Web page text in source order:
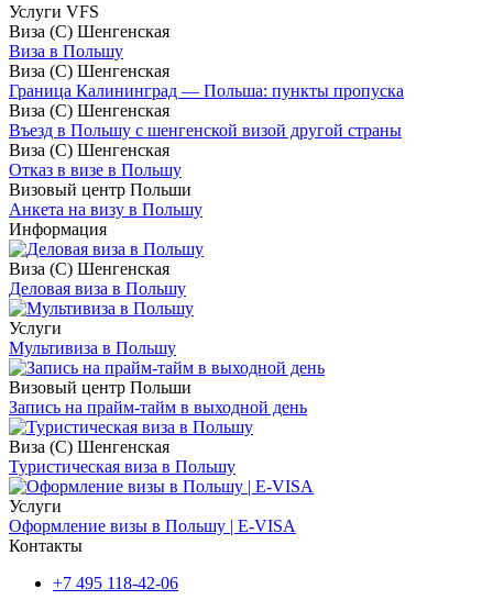
Услуги VFS
Виза (С) Шенгенская
Виза в Польшу
Виза (С) Шенгенская
Граница Калининград — Польша: пункты пропуска
Виза (С) Шенгенская
Въезд в Польшу с шенгенской визой другой страны
Виза (С) Шенгенская
Отказ в визе в Польшу
Визовый центр Польши
Анкета на визу в Польшу
Информация
Виза (С) Шенгенская
Деловая виза в Польшу
Услуги
Мультивиза в Польшу
Визовый центр Польши
Запись на прайм-тайм в выходной день
Виза (С) Шенгенская
Туристическая виза в Польшу
Услуги
Оформление визы в Польшу | E-VISA
Контакты
+7 495 118-42-06